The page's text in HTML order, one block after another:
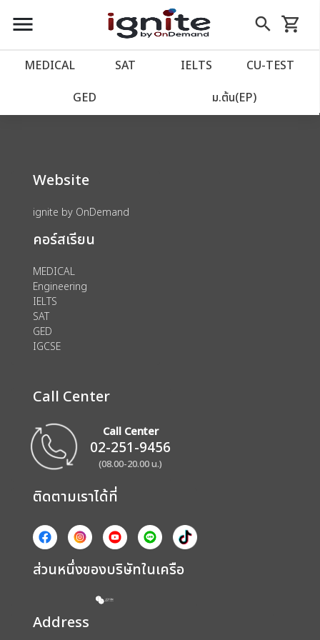
close
account_balance หน้าแรก
เว็บไซต์อิกไนท์
import_contacts วางแผนการเรียน
account_circle เข้าสู่ระบบ
assignment ลงทะเบียน
menu search
Skip
to
shopping_cart
รถเข็น
MEDICAL SAT IELTS CU‑TEST
GED ม.ต้น(EP)
We could not find anything for 80003928
Website
ignite by OnDemand
คอร์สเรียน
MEDICAL
Engineering
IELTS
SAT
GED
IGCSE
Call Center
Call Center
02-251-9456
(08.00-20.00 น.)
ติดตามเราได้ที่
ส่วนหนึ่งของบริษัทในเครือ
Address